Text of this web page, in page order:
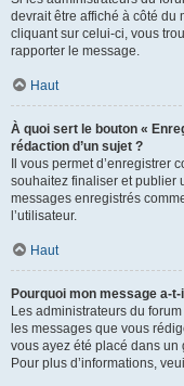
devrait être affiché à côté du
cliquant sur celui-ci, vous
rapporter le message.
Haut
À quoi sert le bouton «
rédaction d’un sujet ?
Il vous permet
souhaitez finaliser et publier
messages enregistrés
l’utilisateur.
Haut
Pourquoi mon message a-
Les administrateurs du
les messages que vous
vous ayez été placé dans un
Pour plus d’informations,